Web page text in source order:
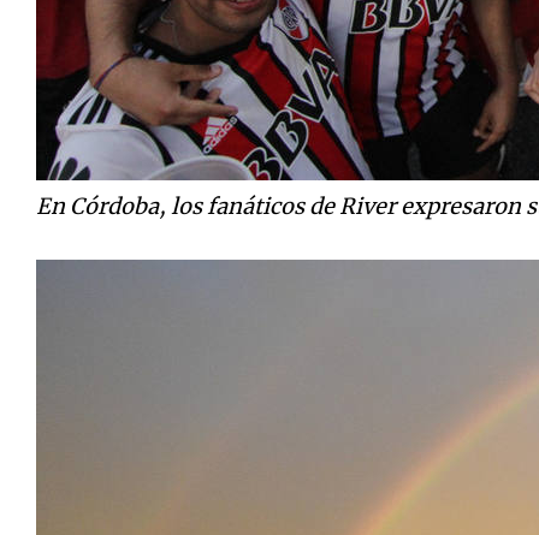
En Córdoba, los fanáticos de River expresaron